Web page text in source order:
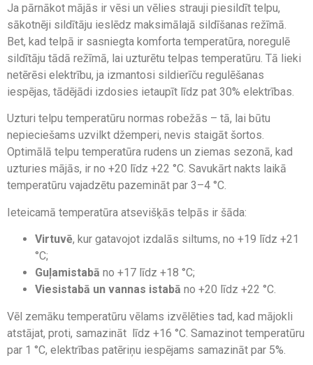
Ja pārnākot mājās ir vēsi un vēlies strauji piesildīt telpu,
sākotnēji sildītāju ieslēdz maksimālajā sildīšanas režīmā.
Bet, kad telpā ir sasniegta komforta temperatūra, noregulē
sildītāju tādā režīmā, lai uzturētu telpas temperatūru. Tā lieki
netērēsi elektrību, ja izmantosi sildierīču regulēšanas
iespējas, tādējādi izdosies ietaupīt līdz pat 30% elektrības.
Uzturi telpu temperatūru normas robežās – tā, lai būtu
nepieciešams uzvilkt džemperi, nevis staigāt šortos.
Optimālā telpu temperatūra rudens un ziemas sezonā, kad
uzturies mājās, ir no +20 līdz +22 °C. Savukārt nakts laikā
temperatūru vajadzētu pazemināt par 3–4 °C.
Ieteicamā temperatūra atsevišķās telpās ir šāda:
Virtuvē, kur gatavojot izdalās siltums, no +19 līdz +21
°C;
Guļamistabā no +17 līdz +18 °C;
Viesistabā un vannas istabā no +20 līdz +22 °C.
Vēl zemāku temperatūru vēlams izvēlēties tad, kad mājokli
atstājat, proti, samazināt līdz +16 °C. Samazinot temperatūru
par 1 °C, elektrības patēriņu iespējams samazināt par 5%.